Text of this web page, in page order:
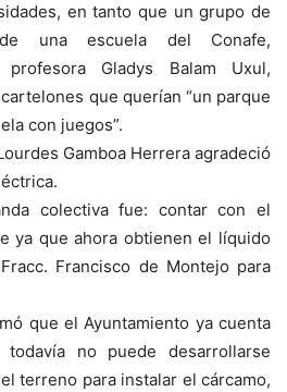
en tanto que un grupo de
una escuela del Conafe,
Gladys Balam Uxul,
que querían “un parque
con juegos”.
Gamboa Herrera agradeció
colectiva fue: contar con el
ya que ahora obtienen el líquido
Francisco de Montejo para
que el Ayuntamiento ya cuenta
no puede desarrollarse
terreno para instalar el cárcamo,